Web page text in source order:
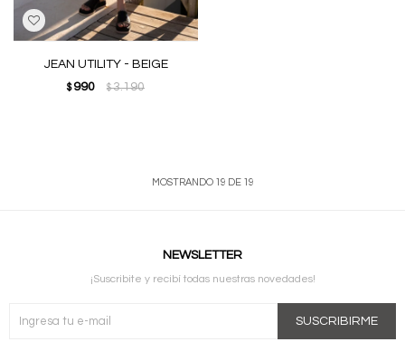
JEAN UTILITY - BEIGE
$ 990 $3.190
MOSTRANDO 19 DE 19
NEWSLETTER
¡Suscribite y recibí todas nuestras novedades!
SUSCRIBIRME